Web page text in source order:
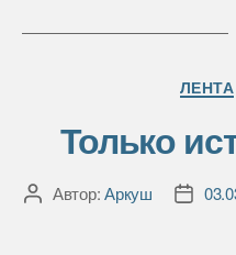
o
r
и
ЛЕНТА
Только
АвторАвтор:Аркуш
Дата